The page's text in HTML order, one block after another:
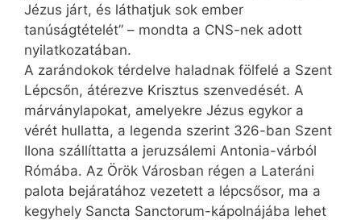
Jézus járt, és láthatjuk sok ember
tanúságtételét” – mondta a CNS-nek adott
nyilatkozatában.
A zarándokok térdelve haladnak fölfelé a Szent
Lépcsőn, átérezve Krisztus szenvedését. A
márványlapokat, amelyekre Jézus egykor a
vérét hullatta, a legenda szerint 326-ban Szent
Ilona szállíttatta a jeruzsálemi Antonia-várból
Rómába. Az Örök Városban régen a Lateráni
palota bejáratához vezetett a lépcsősor, ma a
kegyhely Sancta Sanctorum-kápolnájába lehet